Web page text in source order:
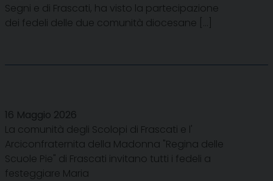
Segni e di Frascati, ha visto la partecipazione
dei fedeli delle due comunità diocesane […]
16 Maggio 2026
La comunità degli Scolopi di Frascati e l'
Arciconfraternita della Madonna "Regina delle
Scuole Pie" di Frascati invitano tutti i fedeli a
festeggiare Maria